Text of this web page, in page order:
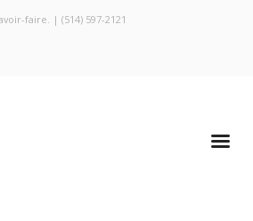
faire. | (514) 597-2121